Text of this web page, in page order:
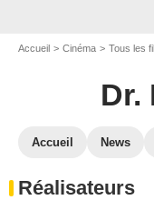
Accueil Cinéma Tous les
Dr.
Accueil News
Réalisateurs